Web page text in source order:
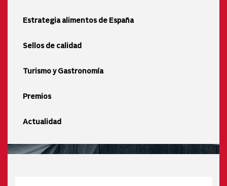
Estrategia alimentos de España
Sellos de calidad
Turismo y Gastronomía
Premios
Actualidad